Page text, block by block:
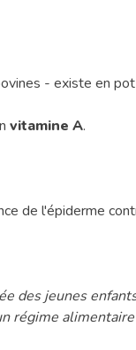
- existe en
vitamine A.
de l'épiderme
des jeunes